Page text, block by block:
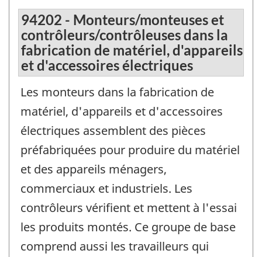
94202 - Monteurs/monteuses et
contrôleurs/contrôleuses dans la
fabrication de matériel, d'appareils
et d'accessoires électriques
Les monteurs dans la fabrication de
matériel, d'appareils et d'accessoires
électriques assemblent des pièces
préfabriquées pour produire du matériel
et des appareils ménagers,
commerciaux et industriels. Les
contrôleurs vérifient et mettent à l'essai
les produits montés. Ce groupe de base
comprend aussi les travailleurs qui